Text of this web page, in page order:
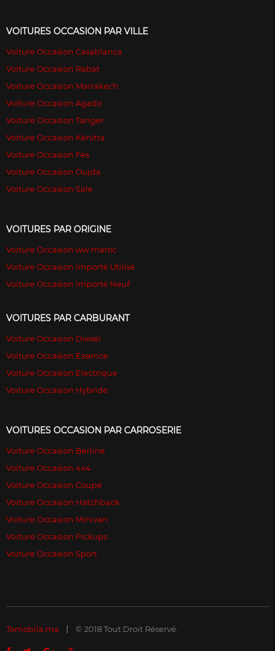
VOITURES OCCASION PAR VILLE
Voiture Occasion Casablanca
Voiture Occasion Rabat
Voiture Occasion Marrakech
Voiture Occasion Agadir
Voiture Occasion Tanger
Voiture Occasion Kénitra
Voiture Occasion Fès
Voiture Occasion Oujda
Voiture Occasion Sale
VOITURES PAR ORIGINE
Voiture Occasion ww maroc
Voiture Occasion Importé Utilisé
Voiture Occasion Importé Neuf
VOITURES PAR CARBURANT
Voiture Occasion Diesel
Voiture Occasion Essence
Voiture Occasion Electrique
Voiture Occasion Hybride
VOITURES OCCASION PAR CARROSERIE
Voiture Occasion Berline
Voiture Occasion 4x4
Voiture Occasion Coupé
Voiture Occasion Hatchback
Voiture Occasion Minivan
Voiture Occasion Pickups
Voiture Occasion Sport
Tomobila.ma © 2018 Tout Droit Réservé.